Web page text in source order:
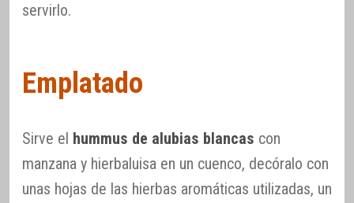
servirlo.
Emplatado
Sirve el hummus de alubias blancas con
manzana y hierbaluisa en un cuenco, decóralo con
unas hojas de las hierbas aromáticas utilizadas, un